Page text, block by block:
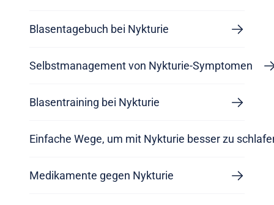
Blasentagebuch bei Nykturie
Selbstmanagement von Nykturie-Symptomen
Blasentraining bei Nykturie
Einfache Wege, um mit Nykturie besser zu
Medikamente gegen Nykturie